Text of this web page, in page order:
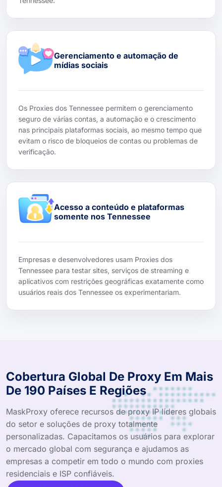
Gerenciamento e automação de
mídias sociais
Os Proxies dos Tennessee permitem o gerenciamento
seguro de várias contas, a automação e o crescimento
nas principais plataformas sociais, ao mesmo tempo que
evitam o risco de bloqueios de contas ou problemas de
verificação.
Acesso a conteúdo e plataformas
somente nos Tennessee
Empresas e desenvolvedores usam Proxies dos
Tennessee para testar sites, serviços de streaming e
aplicativos com restrições geográficas exatamente como
usuários reais dos Tennessee os experimentariam.
Cobertura Global De Proxy Em Mais
De 190 Países E Regiões
MaskProxy oferece recursos de proxy IP líderes globais
do setor e soluções de proxy totalmente
personalizadas. Capacitamos os usuários para explorar
o mercado global com segurança e ajudamos as
empresas a competir em todo o mundo com proxies
residenciais e ISP confiáveis.